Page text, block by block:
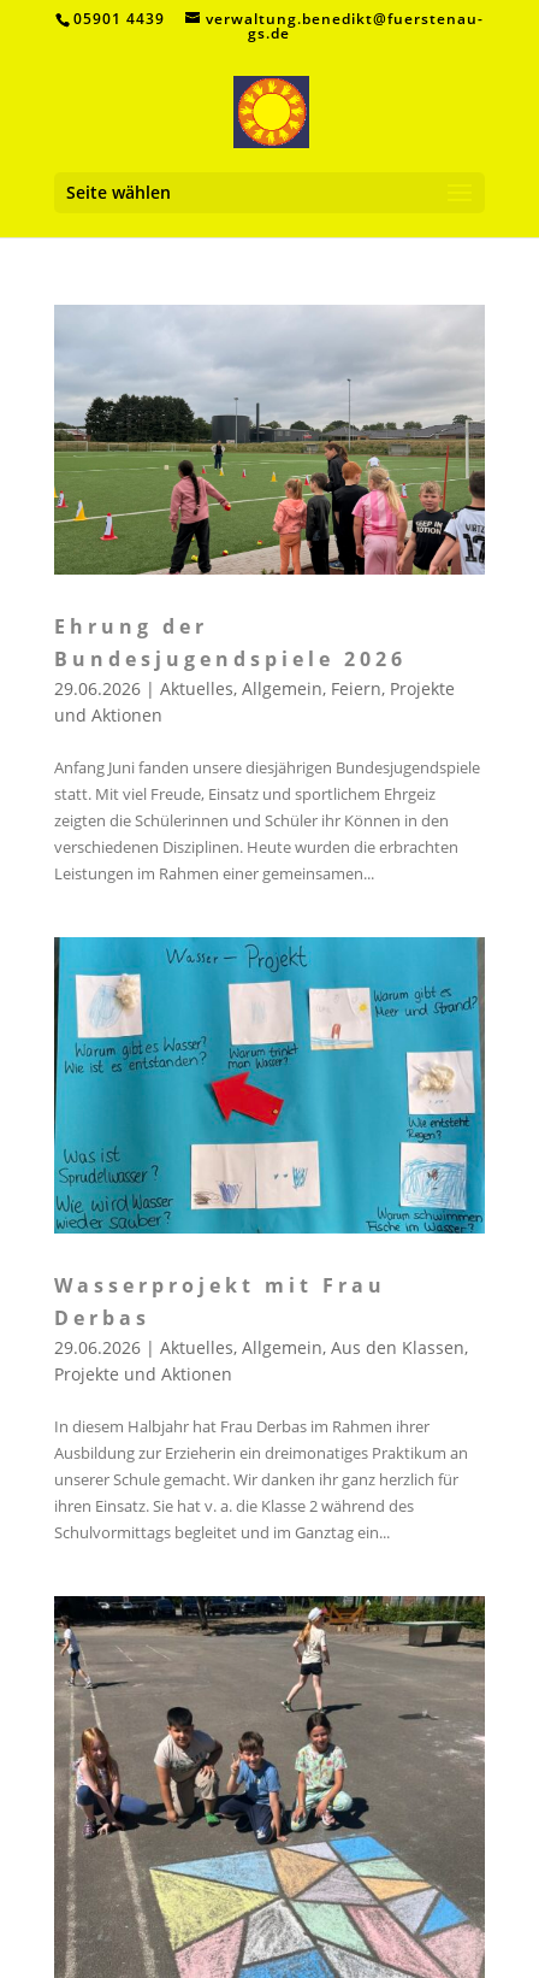
05901 4439 verwaltung.benedikt@fuerstenau-
gs.de
Seite wählen
Ehrung der
Bundesjugendspiele 2026
29.06.2026| Aktuelles, Allgemein, Feiern, Projekte
und Aktionen
Anfang Juni fanden unsere diesjährigen Bundesjugendspiele
statt. Mit viel Freude, Einsatz und sportlichem Ehrgeiz
zeigten die Schülerinnen und Schüler ihr Können in den
verschiedenen Disziplinen. Heute wurden die erbrachten
Leistungen im Rahmen einer gemeinsamen...
Wasserprojekt mit Frau
Derbas
29.06.2026| Aktuelles, Allgemein, Aus den Klassen,
Projekte und Aktionen
In diesem Halbjahr hat Frau Derbas im Rahmen ihrer
Ausbildung zur Erzieherin ein dreimonatiges Praktikum an
unserer Schule gemacht. Wir danken ihr ganz herzlich für
ihren Einsatz. Sie hat v. a. die Klasse 2 während des
Schulvormittags begleitet und im Ganztag ein...